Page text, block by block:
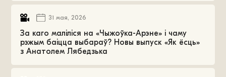
31 мая, 2026
За каго маліліся на «Чыжоўка-Арэне» і чаму
рэжым баіцца выбараў? Новы выпуск «Як ёсць»
з Анатолем Лябедзька